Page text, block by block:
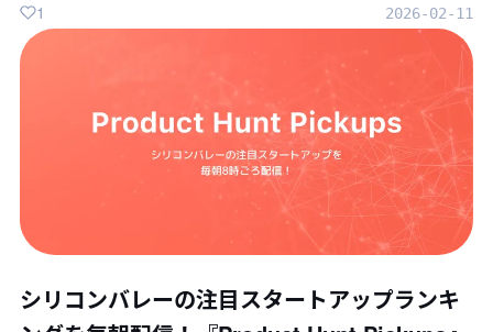
2026-02-11
1
シリコンバレーの注目スタートアップランキ